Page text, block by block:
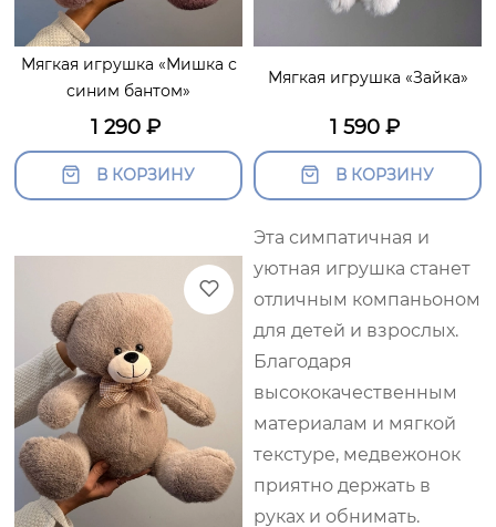
Мягкая игрушка «Мишка с
синим бантом»
1 290 ₽
В КОРЗИНУ
Мягкая игрушка «Зайка»
1 590 ₽
В КОРЗИНУ
Эта симпатичная и
уютная игрушка станет
отличным компаньоном
для детей и взрослых.
Благодаря
высококачественным
материалам и мягкой
текстуре, медвежонок
приятно держать в
руках и обнимать.